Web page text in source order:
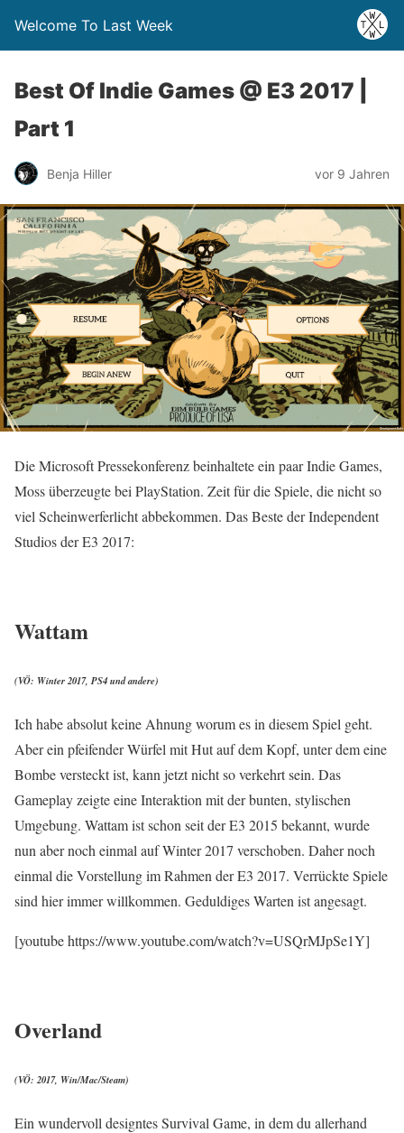
Welcome To Last Week
Best Of Indie Games @ E3 2017 |
Part 1
Benja Hiller vor 9 Jahren
Die Microsoft Pressekonferenz beinhaltete ein paar Indie Games,
Moss überzeugte bei PlayStation. Zeit für die Spiele, die nicht so
viel Scheinwerferlicht abbekommen. Das Beste der Independent
Studios der E3 2017:
Wattam
(VÖ: Winter 2017, PS4 und andere)
Ich habe absolut keine Ahnung worum es in diesem Spiel geht.
Aber ein pfeifender Würfel mit Hut auf dem Kopf, unter dem eine
Bombe versteckt ist, kann jetzt nicht so verkehrt sein. Das
Gameplay zeigte eine Interaktion mit der bunten, stylischen
Umgebung. Wattam ist schon seit der E3 2015 bekannt, wurde
nun aber noch einmal auf Winter 2017 verschoben. Daher noch
einmal die Vorstellung im Rahmen der E3 2017. Verrückte Spiele
sind hier immer willkommen. Geduldiges Warten ist angesagt.
[youtube https://www.youtube.com/watch?v=USQrMJpSe1Y]
Overland
(VÖ: 2017, Win/Mac/Steam)
Ein wundervoll designtes Survival Game, in dem du allerhand